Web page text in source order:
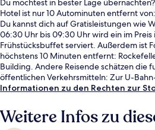
Du möchtest in bester Lage
Hotel ist nur 10 Autominuten entfernt
Du kannst dich auf Gratisleistungen wie
06:30 Uhr bis 09:30 Uhr wird ein im
Frühstücksbuffet serviert. Außerdem ist
höchstens 10 Minuten entfernt:
Building. Andere Reisende schätzen die
öffentlichen Verkehrsmitteln: Zur U-
sind es nur wenige Schritte und zur U-
Informationen zu den Rechten zur
Weitere Infos zu